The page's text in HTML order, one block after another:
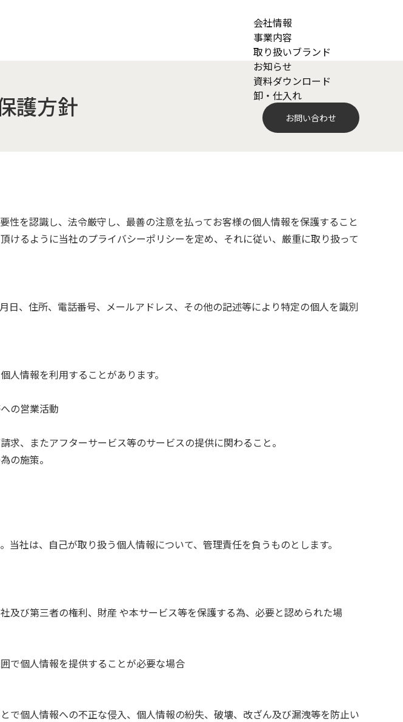
会社情報
事業内容
取り扱いブランド
お知らせ
資料ダウンロード
卸・仕入れ
お問い合わせ
護方針
を認識し、法令厳守し、最善の注意を払ってお客様の個人情報を保護すること
るように当社のプライバシーポリシーを定め、それに従い、厳重に取り扱って
、住所、電話番号、メールアドレス、その他の記述等により特定の個人を識別
情報を利用することがあります。
の営業活動
、またアフターサービス等のサービスの提供に関わること。
の施策。
社は、自己が取り扱う個人情報について、管理責任を負うものとします。
び第三者の権利、財産 や本サービス等を保護する為、必要と認められた場
で個人情報を提供することが必要な場合
個人情報への不正な侵入、個人情報の紛失、破壊、改ざん及び漏洩等を防止い